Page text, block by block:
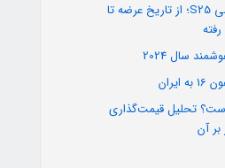
همه‌چیز درباره گلکسی S25؛ از تاریخ عرضه تا
سال 2024
تحلیل قیمت‌گذاری
آن